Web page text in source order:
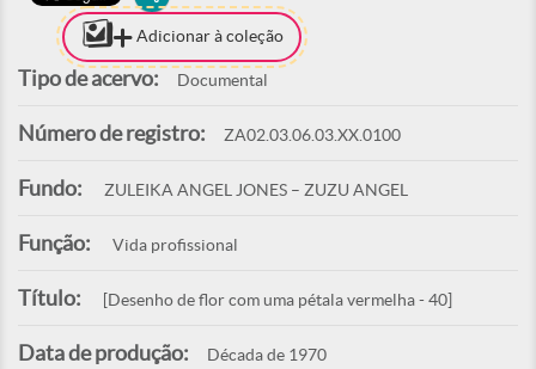
Adicionar à coleção
Tipo de acervo: Documental
Número de registro: ZA02.03.06.03.XX.0100
Fundo: ZULEIKA ANGEL JONES – ZUZU ANGEL
Função: Vida profissional
Título: [Desenho de flor com uma pétala vermelha - 40]
Data de produção: Década de 1970